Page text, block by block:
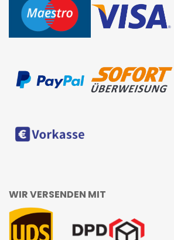
WIR VERSENDEN MIT